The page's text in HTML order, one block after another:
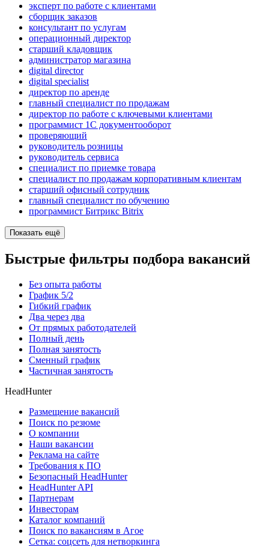
эксперт по работе с клиентами
сборщик заказов
консультант по услугам
операционный директор
старший кладовщик
администратор магазина
digital director
digital specialist
директор по аренде
главный специалист по продажам
директор по работе с ключевыми клиентами
программист 1С документооборот
проверяющий
руководитель розницы
руководитель сервиса
специалист по приемке товара
специалист по продажам корпоративным клиентам
старший офисный сотрудник
главный специалист по обучению
программист Битрикс Bitrix
Показать ещё
Быстрые фильтры подбора вакансий
Без опыта работы
График 5/2
Гибкий график
Два через два
От прямых работодателей
Полный день
Полная занятость
Сменный график
Частичная занятость
HeadHunter
Размещение вакансий
Поиск по резюме
О компании
Наши вакансии
Реклама на сайте
Требования к ПО
Безопасный HeadHunter
HeadHunter API
Партнерам
Инвесторам
Каталог компаний
Поиск по вакансиям в Агое
Сетка: соцсеть для нетворкинга